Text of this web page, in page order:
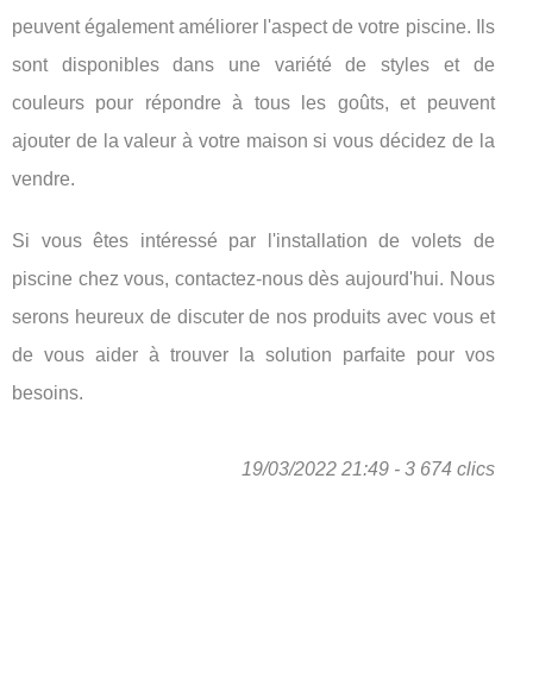
peuvent également améliorer l'aspect de votre piscine. Ils
sont disponibles dans une variété de styles et de
couleurs pour répondre à tous les goûts, et peuvent
ajouter de la valeur à votre maison si vous décidez de la
vendre.
Si vous êtes intéressé par l'installation de volets de
piscine chez vous, contactez-nous dès aujourd'hui. Nous
serons heureux de discuter de nos produits avec vous et
de vous aider à trouver la solution parfaite pour vos
besoins.
19/03/2022 21:49 - 3 674 clics